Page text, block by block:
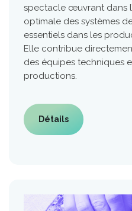
spectacle œuvrant dans
optimale des systèmes
essentiels dans les
Elle contribue
des équipes techniques
productions.
Détails